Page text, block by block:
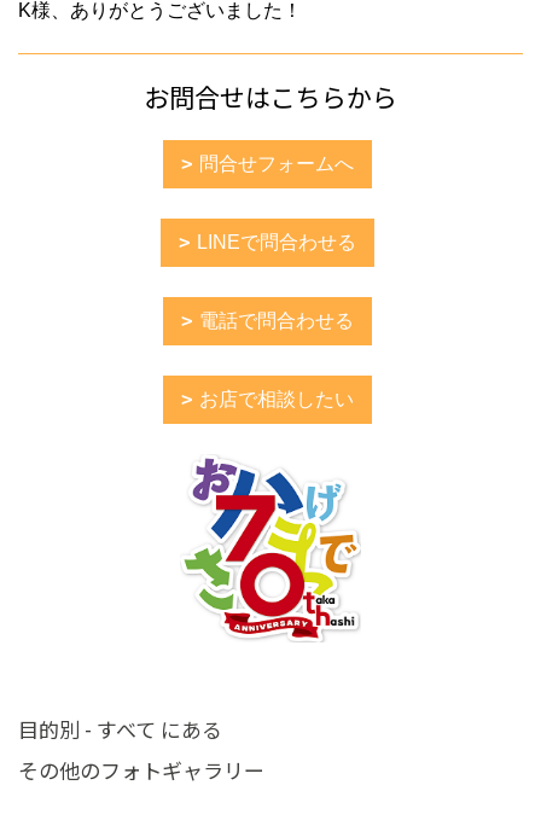
K様、ありがとうございました！
お問合せはこちらから
問合せフォームへ
LINEで問合わせる
電話で問合わせる
お店で相談したい
目的別 - すべて にある
その他のフォトギャラリー